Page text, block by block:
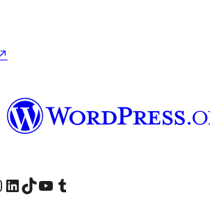
↗
へ LinkedIn アカウントへTikTok アカウントへYouTube チャンネルへ Tumblr アカウントへ